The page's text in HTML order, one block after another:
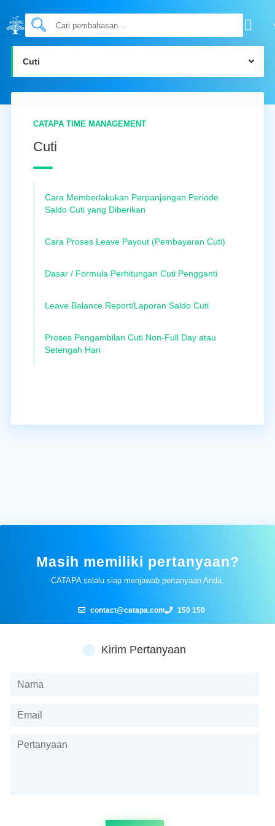
Cuti
CATAPA TIME MANAGEMENT
Cuti
Cara Memberlakukan Perpanjangan Periode
Saldo Cuti yang Diberikan
Cara Proses Leave Payout (Pembayaran Cuti)
Dasar / Formula Perhitungan Cuti Pengganti
Leave Balance Report/Laporan Saldo Cuti
Proses Pengambilan Cuti Non-Full Day atau
Setengah Hari
Masih memiliki pertanyaan?
CATAPA selalu siap menjawab pertanyaan Anda.
contact@catapa.com 150 150
Kirim Pertanyaan